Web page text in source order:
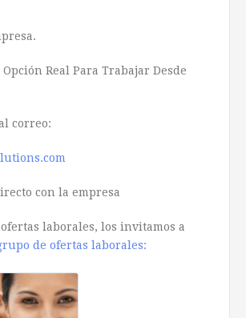
Real Para Trabajar Desde
correo:
con la empresa
laborales, los invitamos a
de ofertas laborales: